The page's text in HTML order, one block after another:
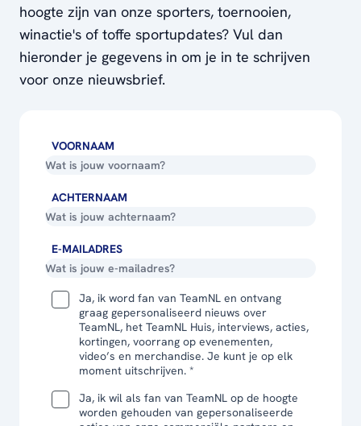
hoogte zijn van onze sporters, toernooien,
winactie's of toffe sportupdates? Vul dan
hieronder je gegevens in om je in te schrijven
voor onze nieuwsbrief.
VOORNAAM
ACHTERNAAM
E-MAILADRES
Ja, ik word fan van TeamNL en ontvang
graag gepersonaliseerd nieuws over
TeamNL, het TeamNL Huis, interviews, acties,
kortingen, voorrang op evenementen,
video’s en merchandise. Je kunt je op elk
moment uitschrijven. *
Ja, ik wil als fan van TeamNL op de hoogte
worden gehouden van gepersonaliseerde